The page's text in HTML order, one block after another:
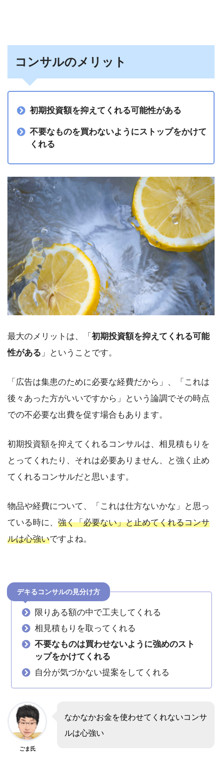
コンサルのメリット
初期投資額を抑えてくれる可能性がある
不要なものを買わないようにストップをかけて
くれる
最大のメリットは、「 初期投資額を抑えてくれる可能
性がある 」ということです。
「広告は集患のために必要な経費だから」、「これは
後々あった方がいいですから」という論調でその時点
での不必要な出費を促す場合もあります。
初期投資額を抑えてくれるコンサルは、相見積もりを
とってくれたり、それは必要ありません、と強く止め
てくれるコンサルだと思います。
物品や経費について、「これは仕方ないかな」と思っ
ている時に、 強く「必要ない」と止めてくれるコンサ
ルは心強いですよね。
デキるコンサルの見分け方
限りある額の中で工夫してくれる
相見積もりを取ってくれる
不要なものは買わせないように強めのスト
ップをかけてくれる
自分が気づかない提案をしてくれる
ごま氏
なかなかお金を使わせてくれないコンサ
ルは心強い